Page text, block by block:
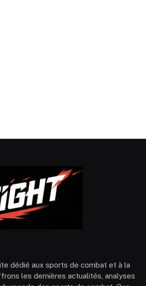
dédié aux sports de combat et à la
les dernières actualités, analyses